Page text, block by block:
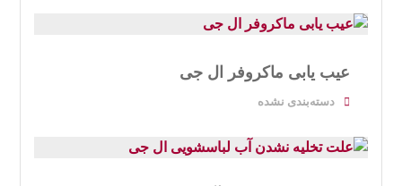
عیب یابی ماکروفر ال جی
دسته‌بندی نشده